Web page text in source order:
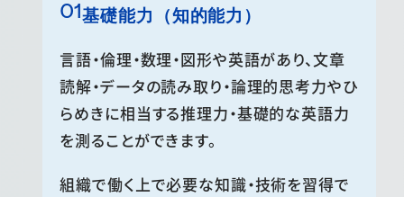
基礎能力（知的能力）
言語・倫理・数理・図形や英語があり、文章
読解・データの読み取り・論理的思考力やひ
らめきに相当する推理力・基礎的な英語力
を測ることができます。
組織で働く上で必要な知識・技術を習得で